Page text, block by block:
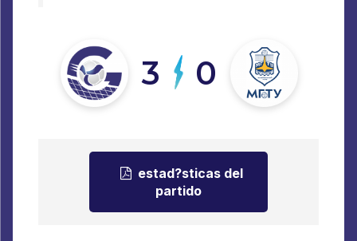
3 0
estad?sticas del
partido